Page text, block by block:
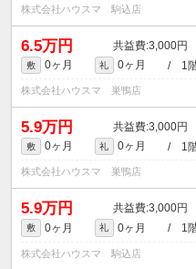
株式会社ハウスマ 駒込店
6.5万円 3,000円
敷 0ヶ月 礼 0ヶ月 / 1階
株式会社ハウスマ 巣鴨店
5.9万円 3,000円
敷 0ヶ月 礼 0ヶ月 / 1階
株式会社ハウスマ 巣鴨店
5.9万円 3,000円
敷 0ヶ月 礼 0ヶ月 / 1階
株式会社ハウスマ 駒込店